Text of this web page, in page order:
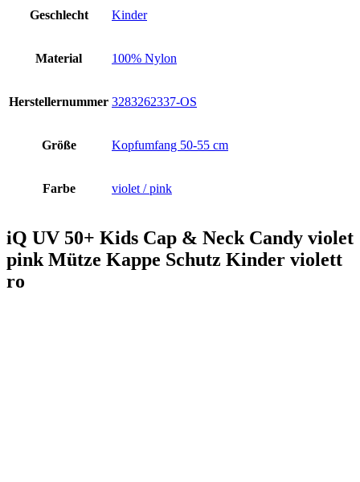
Geschlecht Kinder
Material 100% Nylon
Herstellernummer 3283262337-OS
Größe Kopfumfang 50-55 cm
Farbe violet / pink
iQ UV 50+ Kids Cap & Neck Candy violet
pink Mütze Kappe Schutz Kinder violett
ro